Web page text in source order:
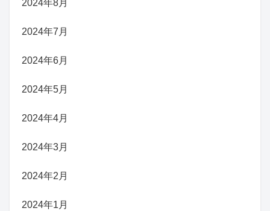
2024年8月
2024年7月
2024年6月
2024年5月
2024年4月
2024年3月
2024年2月
2024年1月